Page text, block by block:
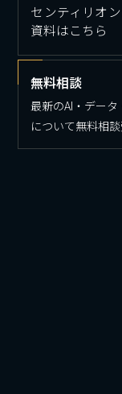
センティリオ
資料はこちら
無料相談
最新のAI・デー
について無料相